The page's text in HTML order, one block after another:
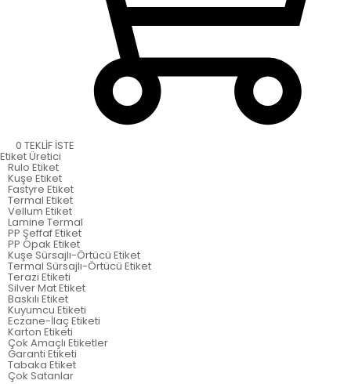
0 TEKLİF İSTE
EtiketÜretici
Rulo Etiket
Kuşe Etiket
Fastyre Etiket
Termal Etiket
Vellum Etiket
Lamine Termal
PP Şeffaf Etiket
PP Opak Etiket
Kuşe Sürsajlı-Örtücü Etiket
Termal Sürsajlı-Örtücü Etiket
Terazi Etiketi
Silver Mat Etiket
Baskılı Etiket
Kuyumcu Etiketi
Eczane-İlaç Etiketi
Karton Etiketi
Çok Amaçlı Etiketler
Garanti Etiketi
Tabaka Etiket
Çok Satanlar